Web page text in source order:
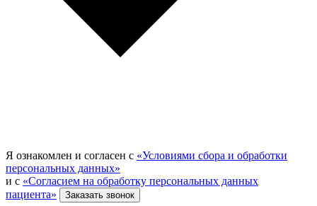
Я ознакомлен и согласен с «Условиями сбора и обработки
персональных данных»
и с «Согласием на обработку персональных данных
пациента»
Заказать звонок